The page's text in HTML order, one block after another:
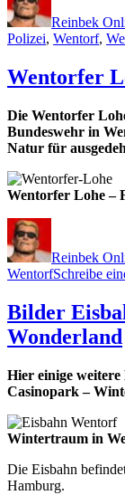
Reinbek
Polizei, Wentorf,
Wentorfer
Die Wentorfer
Bundeswehr in
Natur für
Wentorfer Lohe –
Reinbek
WentorfSchreibe
Bilder
Wonderland
Hier einige
Casinopark –
Wintertraum in
Die Eisbahn
Hamburg.